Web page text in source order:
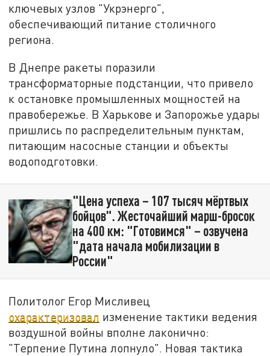
ключевых узлов "Укрэнерго",
обеспечивающий питание столичного
региона.
В Днепре ракеты поразили
трансформаторные подстанции, что привело
к остановке промышленных мощностей на
правобережье. В Харькове и Запорожье удары
пришлись по распределительным пунктам,
питающим насосные станции и объекты
водоподготовки.
"Цена успеха – 107 тысяч мёртвых
бойцов". Жесточайший марш-бросок
на 400 км: "Готовимся" – озвучена
"дата начала мобилизации в
России"
Политолог Егор Мисливец
охарактеризовал изменение тактики ведения
воздушной войны вполне лаконично:
"Терпение Путина лопнуло". Новая тактика